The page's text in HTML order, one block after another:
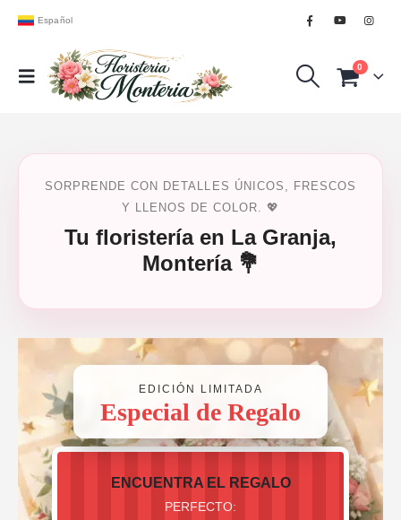
Español
0
SORPRENDE CON DETALLES ÚNICOS, FRESCOS
Y LLENOS DE COLOR. 💖
Tu floristería en La Granja,
Montería 💐
EDICIÓN LIMITADA
Especial de Regalo
ENCUENTRA EL REGALO
PERFECTO: